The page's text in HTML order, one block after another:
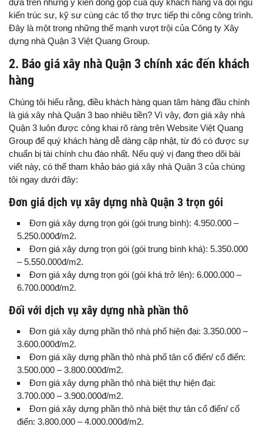
kiến trúc sư, kỹ sư cùng các tổ thợ trực tiếp thi công công trình.
Đây là một trong những thế mạnh vượt trội của Công ty Xây
dựng nhà Quận 3 Việt Quang Group.
2. Báo giá xây nhà Quận 3 chính xác đến khách
hàng
Chúng tôi hiểu rằng, điều khách hàng quan tâm hàng đầu chính
là giá xây nhà Quận 3 bao nhiêu tiền? Vì vậy, đơn giá xây nhà
Quận 3 luôn được công khai rõ ràng trên Website Việt Quang
Group để quý khách hàng dễ dàng cập nhật, từ đó có được sự
chuẩn bị tài chính chu đáo nhất. Nếu quý vị đang theo dõi bài
viết này, có thể tham khảo báo giá xây nhà Quận 3 của chúng
tôi ngay dưới đây:
Đơn giá dịch vụ xây dựng nhà Quận 3 trọn gói
Đơn giá xây dựng trọn gói (gói trung bình): 4.950.000 –
5.250.000đ/m2.
Đơn giá xây dựng trọn gói (gói trung bình khá): 5.350.000
– 5.550.000đ/m2.
Đơn giá xây dựng trọn gói (gói khá trở lên): 6.000.000 –
6.700.000đ/m2.
Đối với dịch vụ xây dựng nhà phần thô
Đơn giá xây dựng phần thô nhà phố hiện đại: 3.350.000 –
3.600.000đ/m2.
Đơn giá xây dựng phần thô nhà phố tân cổ điển/ cổ điển:
3.500.000 – 3.800.000đ/m2.
Đơn giá xây dựng phần thô nhà biệt thự hiện đại:
3.700.000 – 3.900.000đ/m2.
Đơn giá xây dựng phần thô nhà biệt thự tân cổ điển/ cổ
điển: 3.800.000 – 4.000.000đ/m2.